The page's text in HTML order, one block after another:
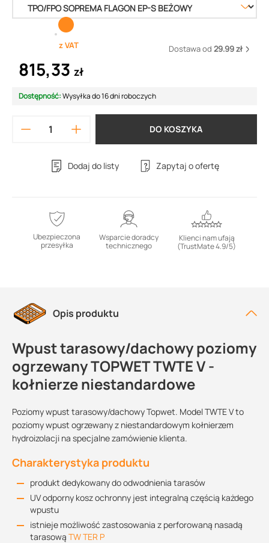
z VAT Dostawa od 29.99 zł
815,33 zł
Dostępność:Wysyłka do 16 dni roboczych
DO KOSZYKA
Dodaj do listy Zapytaj o ofertę
Ubezpieczona
przesyłka
Wsparcie doradcy
technicznego
Klienci nam ufają
(TrustMate 4.9/5)
Opis produktu
Wpust tarasowy/dachowy poziomy
ogrzewany TOPWET TWTE V -
kołnierze niestandardowe
Poziomy wpust tarasowy/dachowy Topwet. Model TWTE V to
poziomy wpust ogrzewany z niestandardowym kołnierzem
hydroizolacji na specjalne zamówienie klienta.
Charakterystyka produktu
produkt dedykowany do odwodnienia tarasów
UV odporny kosz ochronny jest integralną częścią każdego
wpustu
istnieje możliwość zastosowania z perforowaną nasadą
tarasową TW TER P